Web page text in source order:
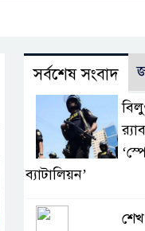
সর্বশেষ সংবাদ
ব্যাটালিয়ন’
শেখ